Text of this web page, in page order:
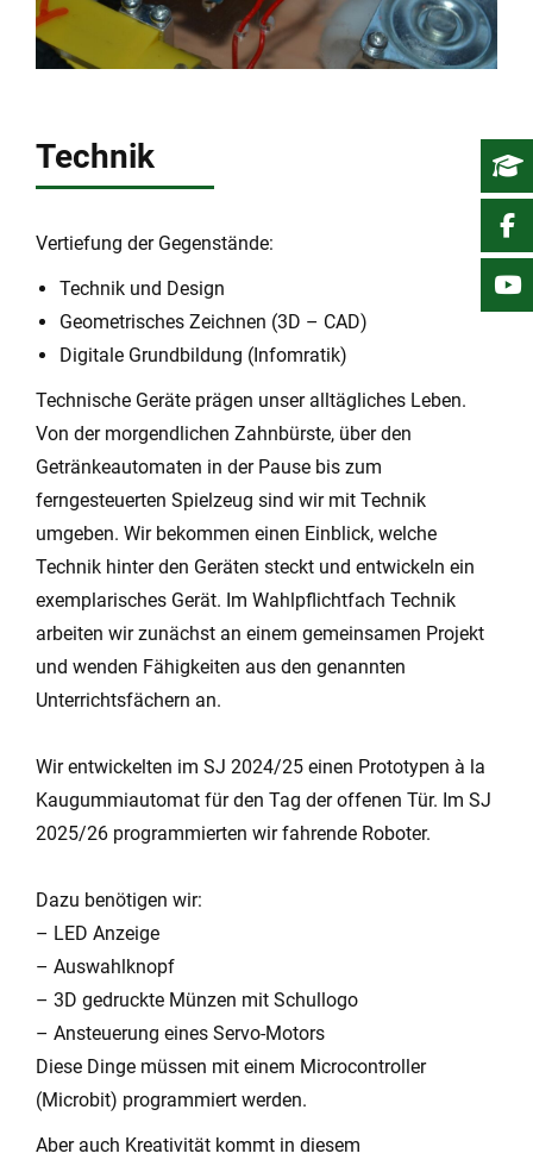
Technik
Vertiefung der Gegenstände:
Technik und Design
Geometrisches Zeichnen (3D – CAD)
Digitale Grundbildung (Infomratik)
Technische Geräte prägen unser alltägliches Leben.
Von der morgendlichen Zahnbürste, über den
Getränkeautomaten in der Pause bis zum
ferngesteuerten Spielzeug sind wir mit Technik
umgeben. Wir bekommen einen Einblick, welche
Technik hinter den Geräten steckt und entwickeln ein
exemplarisches Gerät. Im Wahlpflichtfach Technik
arbeiten wir zunächst an einem gemeinsamen Projekt
und wenden Fähigkeiten aus den genannten
Unterrichtsfächern an.
Wir entwickelten im SJ 2024/25 einen Prototypen à la
Kaugummiautomat für den Tag der offenen Tür. Im SJ
2025/26 programmierten wir fahrende Roboter.
Dazu benötigen wir:
– LED Anzeige
– Auswahlknopf
– 3D gedruckte Münzen mit Schullogo
– Ansteuerung eines Servo-Motors
Diese Dinge müssen mit einem Microcontroller
(Microbit) programmiert werden.
Aber auch Kreativität kommt in diesem